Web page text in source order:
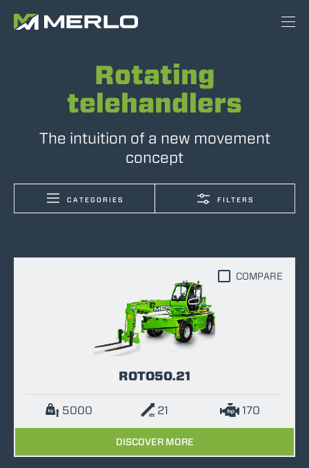
Rotating
telehandlers
The intuition of a new movement
concept
CATEGORIES FILTERS
ROTO50.21
5000 21 170
DISCOVER MORE
COMPARE